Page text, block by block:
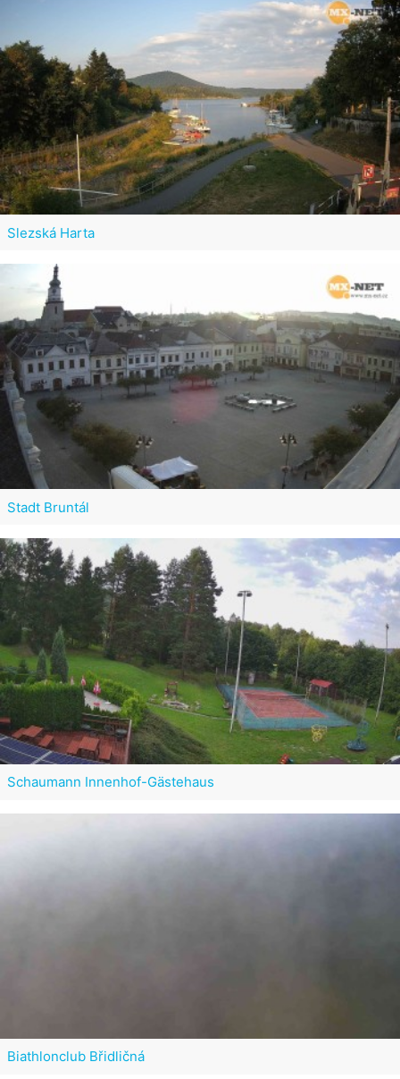
Slezská Harta
Stadt Bruntál
Schaumann Innenhof-Gästehaus
Biathlonclub Břidličná